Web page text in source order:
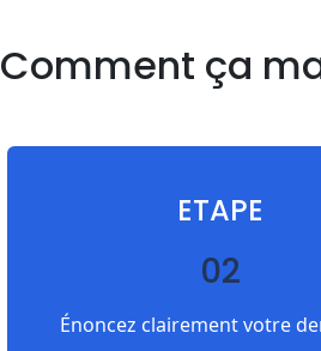
Comment ça
ETAPE
02
Énoncez clairement votre